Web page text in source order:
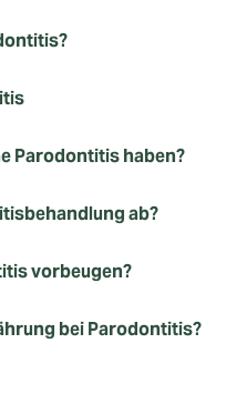
Parodontitis haben?
ab?
vorbeugen?
bei Parodontitis?